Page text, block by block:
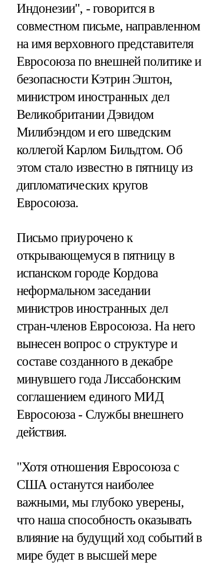
Индонезии", - говорится в
совместном письме, направленном
на имя верховного представителя
Евросоюза по внешней политике и
безопасности Кэтрин Эштон,
министром иностранных дел
Великобритании Дэвидом
Милибэндом и его шведским
коллегой Карлом Бильдтом. Об
этом стало известно в пятницу из
дипломатических кругов
Евросоюза.
Письмо приурочено к
открывающемуся в пятницу в
испанском городе Кордова
неформальном заседании
министров иностранных дел
стран-членов Евросоюза. На него
вынесен вопрос о структуре и
составе созданного в декабре
минувшего года Лиссабонским
соглашением единого МИД
Евросоюза - Службы внешнего
действия.
"Хотя отношения Евросоюза с
США останутся наиболее
важными, мы глубоко уверены,
что наша способность оказывать
влияние на будущий ход событий в
мире будет в высшей мере